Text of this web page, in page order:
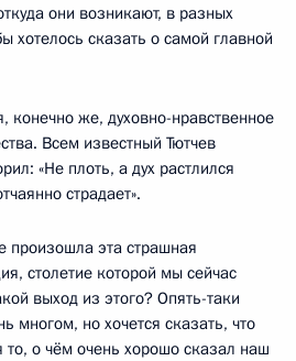
они возникают, в разных
хотелось сказать о самой главной
конечно же, духовно-нравственное
Всем известный Тютчев
«Не плоть, а дух растлился
страдает».
произошла эта страшная
столетие которой мы сейчас
выход из этого? Опять-таки
многом, но хочется сказать, что
то, о чём очень хорошо сказал наш